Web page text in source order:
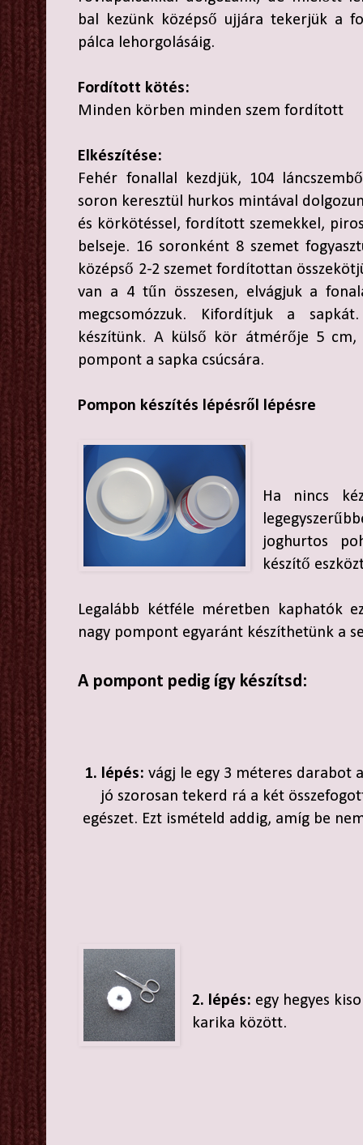
bal kezünk középső ujjára tekerjük a
pálca lehorgolásáig.
Fordított kötés:
Minden körben minden szem fordított
Elkészítése:
Fehér fonallal kezdjük, 104
soron keresztül hurkos mintával
és körkötéssel, fordított szemekkel,
belseje. 16 soronként 8 szemet
középső 2-2 szemet fordítottan
van a 4 tűn összesen, elvágjuk a
megcsomózzuk. Kifordítjuk a
készítünk. A külső kör átmérője 5
pompont a sapka csúcsára.
Pompon készítés lépésről lépésre
Ha nincs
joghurtos
készítő
Legalább kétféle méretben kaphatók
nagy pompont egyaránt készíthetünk a
A pompont pedig így készítsd:
1. lépés: vágj le egy 3 méteres darabot
jó szorosan tekerd rá a két
egészet. Ezt ismételd addig, amíg be
2. lépés: egy hegyes
karika között.